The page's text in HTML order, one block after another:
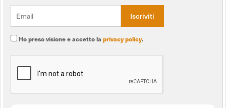
Ho preso visione e accetto la privacy policy.